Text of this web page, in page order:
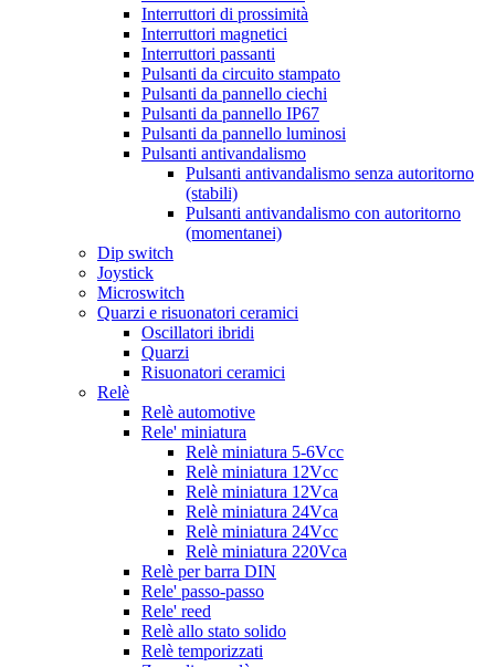
Interruttori di prossimità
Interruttori magnetici
Interruttori passanti
Pulsanti da circuito stampato
Pulsanti da pannello ciechi
Pulsanti da pannello IP67
Pulsanti da pannello luminosi
Pulsanti antivandalismo
Pulsanti antivandalismo senza autoritorno
(stabili)
Pulsanti antivandalismo con autoritorno
(momentanei)
Dip switch
Joystick
Microswitch
Quarzi e risuonatori ceramici
Oscillatori ibridi
Quarzi
Risuonatori ceramici
Relè
Relè automotive
Rele' miniatura
Relè miniatura 5-6Vcc
Relè miniatura 12Vcc
Relè miniatura 12Vca
Relè miniatura 24Vca
Relè miniatura 24Vcc
Relè miniatura 220Vca
Relè per barra DIN
Rele' passo-passo
Rele' reed
Relè allo stato solido
Relè temporizzati